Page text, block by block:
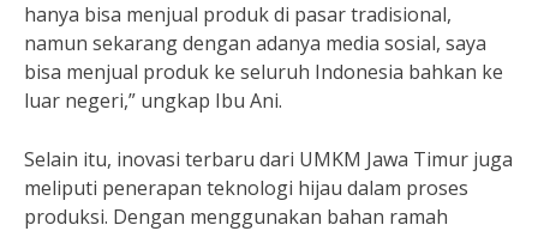
hanya bisa menjual produk di pasar tradisional,
namun sekarang dengan adanya media sosial, saya
bisa menjual produk ke seluruh Indonesia bahkan ke
luar negeri,” ungkap Ibu Ani.
Selain itu, inovasi terbaru dari UMKM Jawa Timur juga
meliputi penerapan teknologi hijau dalam proses
produksi. Dengan menggunakan bahan ramah